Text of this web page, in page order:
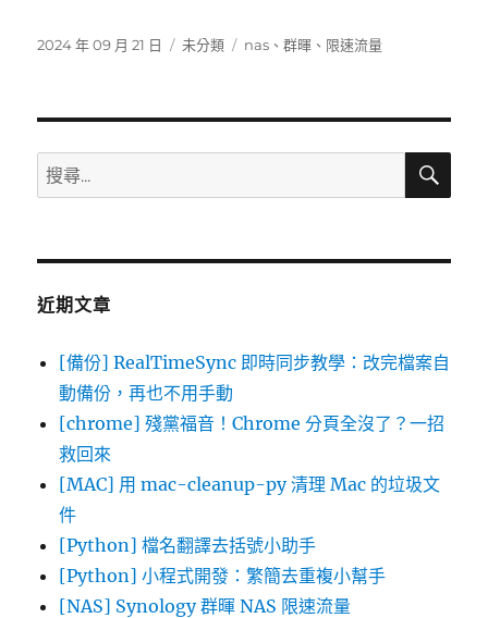
發
2024 年 09 月 21 日
分
未分類
標
nas 、群暉 、 限速流量
搜
尋
鍵
搜
近期文章
[備份] RealTimeSync 即時同步教學：改完檔案自
動備份，再也不用手動
[chrome] 殘黨福音！Chrome 分頁全沒了？一招
救回來
[MAC] 用 mac-cleanup-py 清理 Mac 的垃圾文
件
[Python] 檔名翻譯去括號小助手
[Python] 小程式開發：繁簡去重複小幫手
[NAS] Synology 群暉 NAS 限速流量